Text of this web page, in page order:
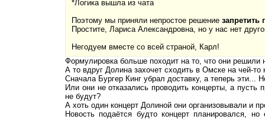
*Логика вышла из чата
Поэтому мы приняли непростое решение запретить
Простите, Лариса Александровна, но у нас нет
Негодуем вместе со всей страной, Карл!
Формулировка больше походит на то, что они решили
А то вдруг Долина захочет сходить в Омске на чей-то
Сначала Бургер Кинг убрал доставку, а теперь эти...
Или они не отказались проводить концерты, а пусть
не будут?
А хоть один концерт Долиной они организовывали и
Новость подаётся будто концерт планировался,